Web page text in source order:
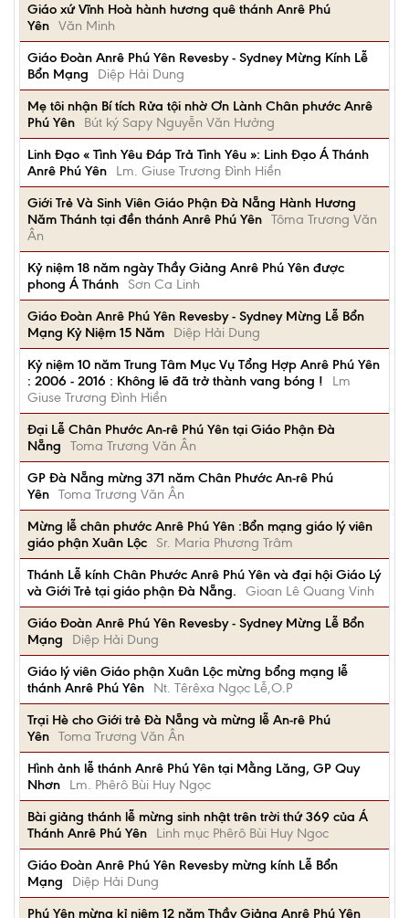
Giáo xứ Vĩnh Hoà hành hương quê thánh Anrê Phú
Yên Văn Minh
Giáo Đoàn Anrê Phú Yên Revesby - Sydney Mừng Kính Lễ
Bổn Mạng
Diệp Hải Dung
Mẹ tôi nhận Bí tích Rửa tội nhờ Ơn Lành Chân phước Anrê
Phú Yên
Bút ký Sapy Nguyễn Văn Hưởng
Linh Đạo « Tình Yêu Đáp Trả Tình Yêu »: Linh Đạo Á Thánh
Anrê Phú Yên
Lm. Giuse Trương Đình Hiền
Giới Trẻ Và Sinh Viên Giáo Phận Đà Nẵng Hành Hương
Năm Thánh tại đền thánh Anrê Phú Yên Tôma Trương Văn
Ân
Kỷ niệm 18 năm ngày Thầy Giảng Anrê Phú Yên được
phong Á Thánh
Sơn Ca Linh
Giáo Đoàn Anrê Phú Yên Revesby - Sydney Mừng Lễ Bổn
Mạng Kỷ Niệm 15 Năm
Diệp Hải Dung
Kỷ niệm 10 năm Trung Tâm Mục Vụ Tổng Hợp Anrê Phú Yên
: 2006 - 2016 : Không lẽ đã trở thành vang bóng !
Lm
Giuse Trương Đình Hiền
Đại Lễ Chân Phước An-rê Phú Yên tại Giáo Phận Đà
Nẵng
Toma Trương Văn Ân
GP Đà Nẵng mừng 371 năm Chân Phước An-rê Phú
Yên Toma Trương Văn Ân
Mừng lễ chân phước Anrê Phú Yên :Bổn mạng giáo lý viên
giáo phận Xuân Lộc
Sr. Maria Phương Trâm
Thánh Lễ kính Chân Phước Anrê Phú Yên và đại hội Giáo Lý
và Giới Trẻ tại giáo phận Đà Nẵng.
Gioan Lê Quang Vinh
Giáo Đoàn Anrê Phú Yên Revesby - Sydney Mừng Lễ Bổn
Mạng
Diệp Hải Dung
Giáo lý viên Giáo phận Xuân Lộc mừng bổng mạng lễ
thánh Anrê Phú Yên
Nt. Têrêxa Ngọc Lễ,O.P
Trại Hè cho Giới trẻ Đà Nẵng và mừng lễ An-rê Phú
Yên Toma Trương Văn Ân
Hình ảnh lễ thánh Anrê Phú Yên tại Mằng Lăng, GP Quy
Nhơn
Lm. Phêrô Bùi Huy Ngọc
Bài giảng thánh lễ mừng sinh nhật trên trời thứ 369 của Á
Thánh Anrê Phú Yên
Linh mục Phêrô Bùi Huy Ngoc
Giáo Đoàn Anrê Phú Yên Revesby mừng kính Lễ Bổn
Mạng
Diệp Hải Dung
Phú Yên mừng kỉ niệm 12 năm Thầy Giảng Anrê Phú Yên